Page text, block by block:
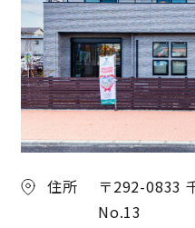
住所
〒292-0833
No.13